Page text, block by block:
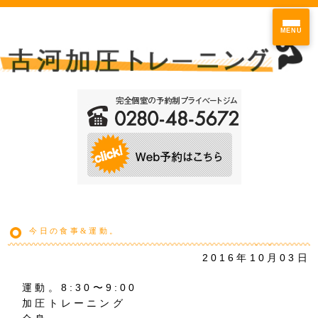
MENU
今日の食事&運動。
2016年10月03日
運動。8:30〜9:00
加圧トレーニング